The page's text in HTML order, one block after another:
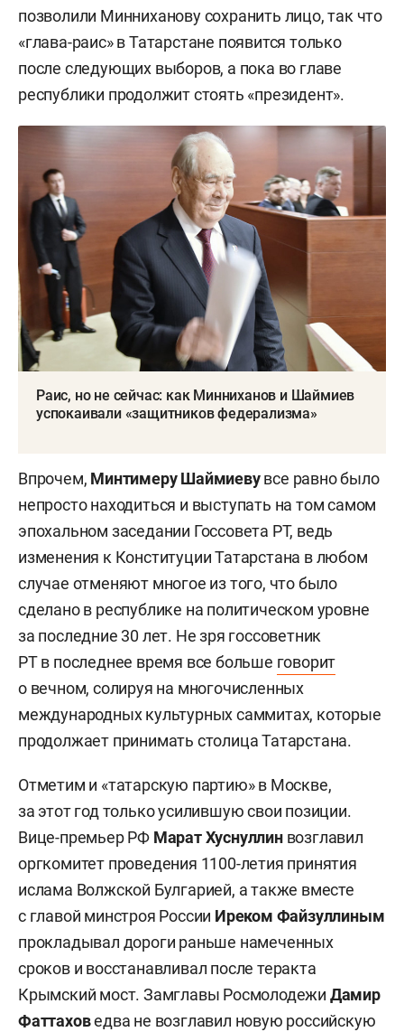
позволили Минниханову сохранить лицо, так что
«глава-раис» в Татарстане появится только
после следующих выборов, а пока во главе
республики продолжит стоять «президент».
Раис, но не сейчас: как Минниханов и Шаймиев
успокаивали «защитников федерализма»
Впрочем, Минтимеру Шаймиевувсе равно было
непросто находиться и выступать на том самом
эпохальном заседании Госсовета РТ, ведь
изменения к Конституции Татарстана в любом
случае отменяют многое из того, что было
сделано в республике на политическом уровне
за последние 30 лет. Не зря госсоветник
РТ в последнее время все больше говорит
о вечном, солируя на многочисленных
международных культурных саммитах, которые
продолжает принимать столица Татарстана.
Отметим и «татарскую партию» в Москве,
за этот год только усилившую свои позиции.
Вице-премьер РФ Марат Хуснуллинвозглавил
оргкомитет проведения 1100-летия принятия
ислама Волжской Булгарией, а также вместе
с главой минстроя России Иреком Файзуллиным
прокладывал дороги раньше намеченных
сроков и восстанавливал после теракта
Крымский мост. Замглавы Росмолодежи Дамир
Фаттаховедва не возглавил новую российскую